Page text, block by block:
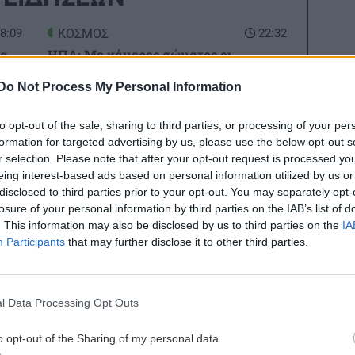
Do Not Process My Personal Information
opt-out of the sale, sharing to third parties, or processing of your
for targeted advertising by us, please use the below opt-out
selection. Please note that after your opt-out request is processed
interest-based ads based on personal information utilized by us
to third parties prior to your opt-out. You may separately
of your personal information by third parties on the IAB’s list of
This information may also be disclosed by us to third parties on the
Participants that may further disclose it to other third parties.
Data Processing Opt Outs
opt-out of the Sharing of my personal data.
22:32
ΚΟΣΜΟΣ
ΗΠΑ: Με κάμερες σώματος οι
μήνα
22:14
ΟΙΚΟΝΟΜΙΑ
Ελλάδα: Δεύτερη στην ΕΕ με το
υψηλότερο ποσοστό φτώχειας ή
κοινωνικού αποκλεισμού το 2025
21:46
ΚΟΣΜΟΣ
Πέντε νεκροί σε Ουκρανία και Ρωσία
ΠΟΛΙΤΙΚΗ